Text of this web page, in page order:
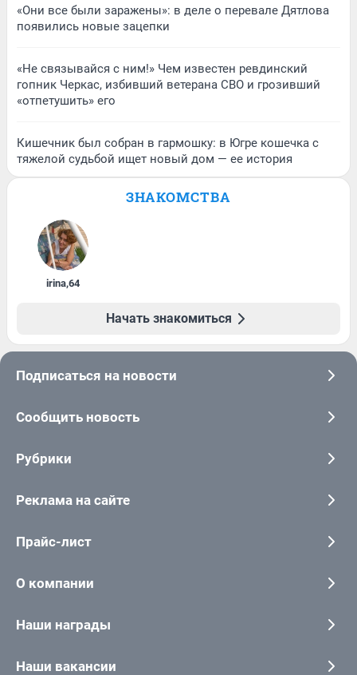
«Они все были заражены»: в деле о перевале Дятлова
появились новые зацепки
«Не связывайся с ним!» Чем известен ревдинский
гопник Черкас, избивший ветерана СВО и грозивший
«отпетушить» его
Кишечник был собран в гармошку: в Югре кошечка с
тяжелой судьбой ищет новый дом — ее история
ЗНАКОМСТВА
irina,64
Начать знакомиться
Подписаться на новости
Сообщить новость
Рубрики
Реклама на сайте
Прайс-лист
О компании
Наши награды
Наши вакансии